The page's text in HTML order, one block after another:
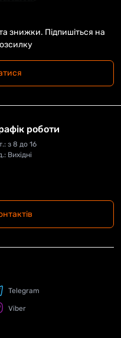
знижки. Підпишіться на
роботи
з 8 до 16
Вихідні
Telegram
Viber